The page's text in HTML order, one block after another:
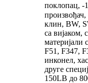
поклопац, -
клин, BW,
са
материјали
F51, F347,
инконел,
друге
150LB до